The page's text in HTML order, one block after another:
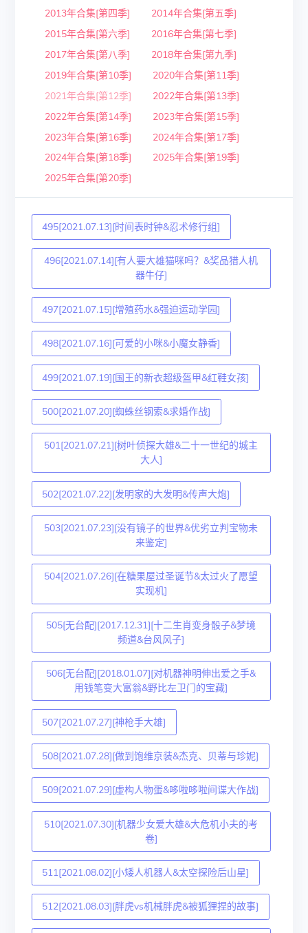
2013年合集[第四季]
2014年合集[第五季]
2015年合集[第六季]
2016年合集[第七季]
2017年合集[第八季]
2018年合集[第九季]
2019年合集[第10季]
2020年合集[第11季]
2021年合集[第12季]
2022年合集[第13季]
2022年合集[第14季]
2023年合集[第15季]
2023年合集[第16季]
2024年合集[第17季]
2024年合集[第18季]
2025年合集[第19季]
2025年合集[第20季]
495[2021.07.13][时间表时钟&忍术修行组]
496[2021.07.14][有人要大雄猫咪吗？&奖品猎人机
器牛仔]
497[2021.07.15][增殖药水&强迫运动学园]
498[2021.07.16][可爱的小咪&小魔女静香]
499[2021.07.19][国王的新衣超级盔甲&红鞋女孩]
500[2021.07.20][蜘蛛丝钢索&求婚作战]
501[2021.07.21][树叶侦探大雄&二十一世纪的城主
大人]
502[2021.07.22][发明家的大发明&传声大炮]
503[2021.07.23][没有镜子的世界&优劣立判宝物未
来鉴定]
504[2021.07.26][在糖果屋过圣诞节&太过火了愿望
实现机]
505[无台配][2017.12.31][十二生肖变身骰子&梦境
频道&台风风子]
506[无台配][2018.01.07][对机器神明伸出爱之手&
用钱笔变大富翁&野比左卫门的宝藏]
507[2021.07.27][神枪手大雄]
508[2021.07.28][做到饱维京装&杰克、贝蒂与珍妮]
509[2021.07.29][虚构人物蛋&哆啦哆啦间谍大作战]
510[2021.07.30][机器少女爱大雄&大危机小夫的考
卷]
511[2021.08.02][小矮人机器人&太空探险后山星]
512[2021.08.03][胖虎vs机械胖虎&被狐狸捏的故事]